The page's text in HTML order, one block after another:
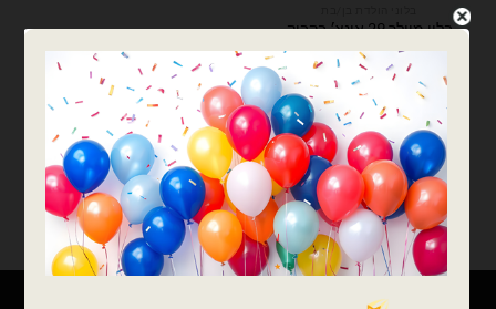
בלון מיילר 29 אינצ׳ בקבוק
Hi Baby בצבע שמנת
10.00
כמות של בלון מיילר 29 אינצ׳ בקבוק Hi Baby בצבע שמנת
הוספה לסל